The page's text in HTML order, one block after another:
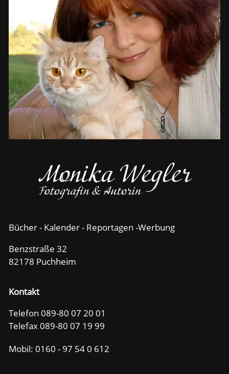
Bücher - Kalender - Reportagen -Werbung
Benzstraße 32
82178 Puchheim
Kontakt
Telefon 089-80 07 20 01
Telefax 089-80 07 19 99
Mobil: 0160 - 97 54 0 612